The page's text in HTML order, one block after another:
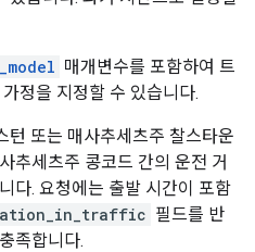
매개변수를 포함하여 트
정을 지정할 수 있습니다.
턴 또는 매사추세츠주 찰스타운
추세츠주 콩코드 간의 운전 거
다. 요청에는 출발 시간이 포함
필드를 반
족합니다.